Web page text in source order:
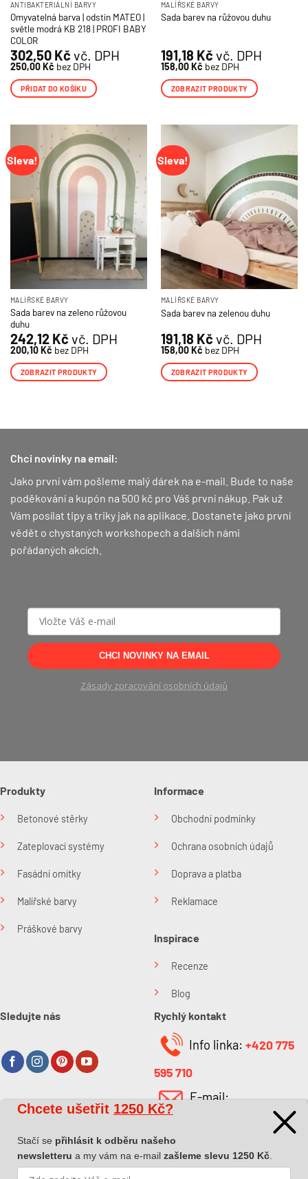
ANTIBAKTERIÁLNÍ BARVY
Omyvatelná barva | odstín MATEO |
světle modrá KB 218 | PROFI BABY
COLOR
302,50 Kč vč. DPH
250,00Kč bez DPH
PŘIDAT DO KOŠÍKU
MALÍŘSKÉ BARVY
Sada barev na růžovou duhu
191,18 Kč vč. DPH
158,00Kč bez DPH
ZOBRAZIT PRODUKTY
Sleva!
MALÍŘSKÉ BARVY
Sada barev na zeleno růžovou
duhu
242,12 Kč vč. DPH
200,10Kč bez DPH
ZOBRAZIT PRODUKTY
Sleva!
MALÍŘSKÉ BARVY
Sada barev na zelenou duhu
191,18 Kč vč. DPH
158,00Kč bez DPH
ZOBRAZIT PRODUKTY
Chci novinky na email:
Jako první vám pošleme malý dárek na e-mail. Bude to naše
poděkování a kupón na 500 kč pro Váš první nákup. Pak už
Vám posílat tipy a triky jak na aplikace. Dostanete jako první
vědět o chystaných workshopech a dalších námi
pořádaných akcích.
CHCI NOVINKY NA EMAIL
Zásady zpracování osobních údajů
Produkty
Betonové stěrky
Zateplovací systémy
Fasádní omítky
Malířské barvy
Práškové barvy
Informace
Obchodní podmínky
Ochrana osobních údajů
Doprava a platba
Reklamace
Inspirace
Recenze
Blog
Sledujte nás
O společnosti
O nás
Kontakt
Rychlý kontakt
Info linka: +420 775
595 710
E-mail:
Chcete ušetřit 1250 Kč?
Stačí se přihlásit k odběru našeho
newsletteru a my vám na e-mail zašleme slevu 1250 Kč